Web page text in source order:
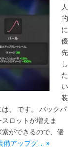
人
的
に
優
先
し
た
い
装
、 です。 バックパ
ロットが増えま
ができるので、優
備アップグ… »